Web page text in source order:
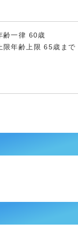
一律 60歳
年齢上限 65歳まで